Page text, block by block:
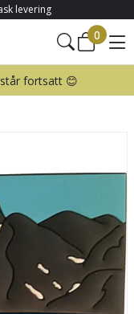
levering
0
fortsatt 😊